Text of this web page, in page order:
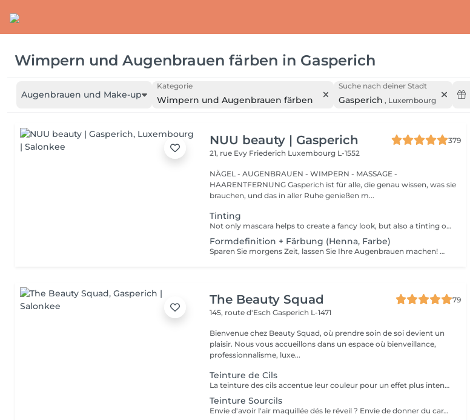
Wimpern und Augenbrauen färben in Gasperich
Augenbrauen und Make-up
Kategorie
Wimpern und Augenbrauen färben
Suche nach deiner Stadt
Gasperich , Luxembourg
NUU beauty | Gasperich
379
21, rue Evy Friederich Luxembourg L-1552
NÄGEL - AUGENBRAUEN - WIMPERN - MASSAGE -
HAARENTFERNUNG Gasperich ist für alle, die genau wissen, was sie
brauchen, und das in aller Ruhe genießen m...
Tinting
Not only mascara helps to create a fancy look, but also a tinting of your lashes! How is the lash tinting done? - lashes are washed - eye cream is applied - the tape and patches are applied - tinting - the tape and patches are removed Age restrictions: recommended to do from 14 years. Post procedure recommendations: do not wet eyelashes 24 hours after the procedure. Frequency: once in 2-3 weeks.
Formdefinition + Färbung (Henna, Farbe)
Sparen Sie morgens Zeit, lassen Sie Ihre Augenbrauen machen! Wie wird die Formgebung und das Färben durchgeführt? - Beratung (um die perfekte Form und Farbe zu besprechen) - Vorbereitung (Augenbrauen werden gewaschen und markiert) - wachsen (Überschüssige Haare werden mit Wachs entfernt) - zupfen (Überschüssige Haare werden mit einer Pinzette entfernt) - färben (Farbe oder Henna wird aufgetragen) - Überschüssige Farbe wird entfernt - Antiseptikum und Creme werden aufgetragen Altersbeschränkungen: empfohlenes Mindestalter ab 14 Jahren. Empfehlungen nach dem Eingriff: die Augenbrauen 12 Stunden lang nicht waschen und kein Make-up auftragen. Frequenz: einmal in 3-4 Wochen.
The Beauty Squad
79
145, route d'EschGasperich L-1471
Bienvenue chez Beauty Squad, où prendre soin de soi devient un
plaisir. Nous vous accueillons dans un espace où bienveillance,
professionnalisme, luxe...
Teinture de Cils
La teinture des cils accentue leur couleur pour un effet plus intense et une meilleure définition, sans maquillage. Elle est idéale pour foncer des poils clairs ou uniformiser une teinte irrégulière. Chez Beauty Squad : - Produits testés dermatologiquement et conformes aux normes CE. - Prestation rapide et sans douleur pour un regard sublimé immédiatement. Osez un regard plus intense et profond !
Teinture Sourcils
Envie d'avoir l'air maquillée dés le réveil ? Envie de donner du caractère, de l'intensité à votre regard ? Envie d'un visage plus expressif ? Afin de mettre en valeur vos sourcils naturels sans make up, optez pour la teinture ! La teinture donne un effet profond, fourni et plus intense. Elle est résistante à l'eau et dure jusqu'à 6 semaines. Elle ajoute brillance et éclat ; elle couvre les éventuels sourcils grisonnants. Les yeux sont plus expressifs même sans maquillage